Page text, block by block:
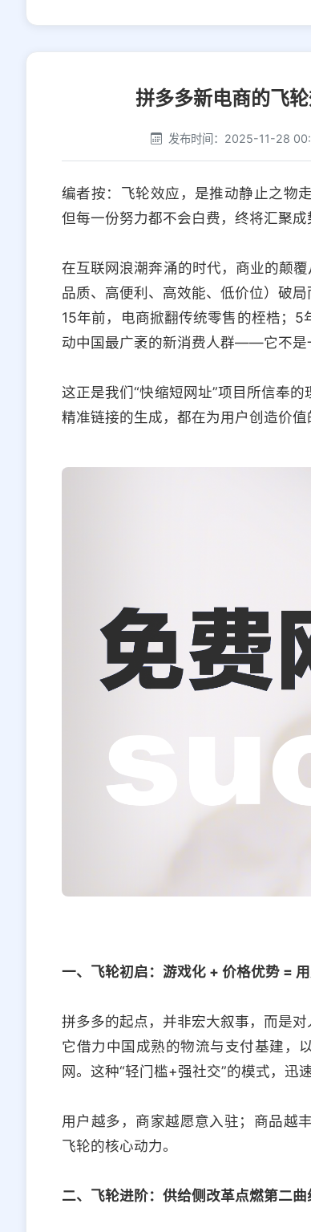
拼多多新电商的飞
发布时间：2025-11-28
编者按：飞轮效应，是推动静止之物
但每一份努力都不会白费，终将汇聚成
在互联网浪潮奔涌的时代，商业的颠
品质、高便利、高效能、低价位）破局
15年前，电商掀翻传统零售的桎梏；
动中国最广袤的新消费人群——它不是
这正是我们“快缩短网址”项目所信奉
精准链接的生成，都在为用户创造价值
一、飞轮初启：游戏化 + 价格优势 =
拼多多的起点，并非宏大叙事，而是
它借力中国成熟的物流与支付基建，
网。这种“轻门槛+强社交”的模式，迅
用户越多，商家越愿意入驻；商品
飞轮的核心动力。
二、飞轮进阶：供给侧改革点燃第二曲